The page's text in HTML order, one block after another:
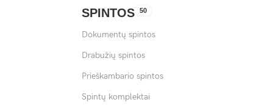
SPINTOS 50
Dokumentų spintos
Drabužių spintos
Prieškambario spintos
Spintų komplektai